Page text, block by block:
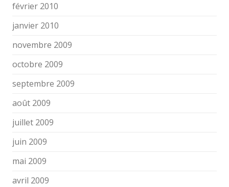
février 2010
janvier 2010
novembre 2009
octobre 2009
septembre 2009
août 2009
juillet 2009
juin 2009
mai 2009
avril 2009